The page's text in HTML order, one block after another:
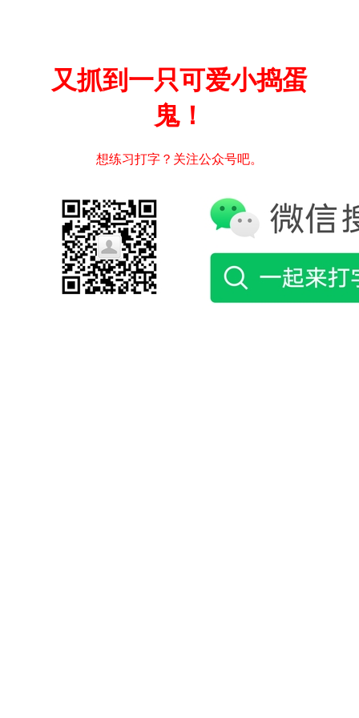
又抓到一只可爱小捣蛋
鬼！
想练习打字？关注公众号吧。